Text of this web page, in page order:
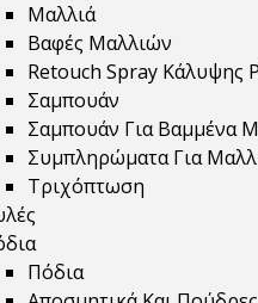
Μαλλιά
Βαφές Μαλλιών
Retouch Spray Κάλυψης
Σαμπουάν
Σαμπουάν Για Βαμμένα
Συμπληρώματα Για
Τριχόπτωση
Πόδια